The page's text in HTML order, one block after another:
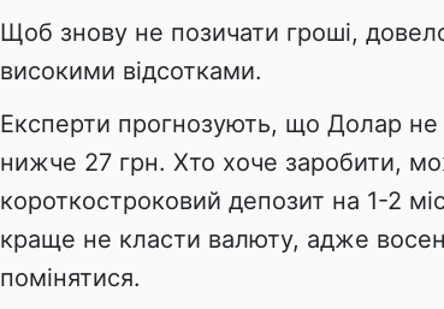
Щоб знову не позичати гроші,
високими відсотками.
Експерти прогнозують, що Долар не
нижче 27 грн. Хто хоче заробити,
короткостроковий депозит на 1-2
краще не класти валюту, адже
помінятися.